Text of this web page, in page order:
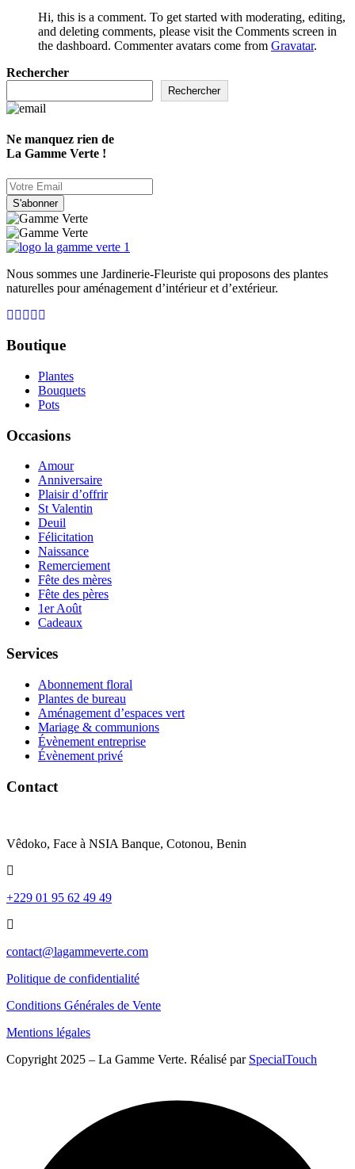
Hi, this is a comment. To get started with moderating, editing,
and deleting comments, please visit the Comments screen in
the dashboard. Commenter avatars come from Gravatar.
Rechercher
Rechercher
Ne manquez rien de
La Gamme Verte !
S'abonner
Nous sommes une Jardinerie-Fleuriste qui proposons des plantes
naturelles pour aménagement d’intérieur et d’extérieur.
Boutique
Plantes
Bouquets
Pots
Occasions
Amour
Anniversaire
Plaisir d’offrir
St Valentin
Deuil
Félicitation
Naissance
Remerciement
Fête des mères
Fête des pères
1er Août
Cadeaux
Services
Abonnement floral
Plantes de bureau
Aménagement d’espaces vert
Mariage & communions
Évènement entreprise
Évènement privé
Contact
Vêdoko, Face à NSIA Banque, Cotonou, Benin
+229 01 95 62 49 49
contact@lagammeverte.com
Politique de confidentialité
Conditions Générales de Vente
Mentions légales
Copyright 2025 – La Gamme Verte. Réalisé par SpecialTouch